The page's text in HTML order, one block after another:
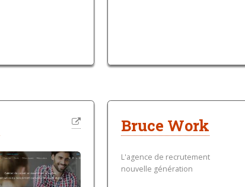
Bruce Work
L'agence de recrutement
nouvelle génération